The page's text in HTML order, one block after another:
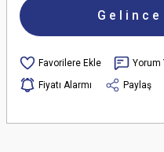
Yorum
Fiyatı Alarmı
Paylaş